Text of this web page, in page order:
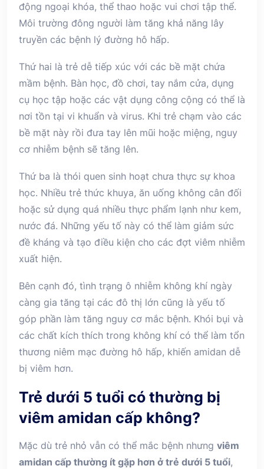
động ngoại khóa, thể thao hoặc vui chơi tập thể.
Môi trường đông người làm tăng khả năng lây
truyền các bệnh lý đường hô hấp.
Thứ hai là trẻ dễ tiếp xúc với các bề mặt chứa
mầm bệnh. Bàn học, đồ chơi, tay nắm cửa, dụng
cụ học tập hoặc các vật dụng công cộng có thể là
nơi tồn tại vi khuẩn và virus. Khi trẻ chạm vào các
bề mặt này rồi đưa tay lên mũi hoặc miệng, nguy
cơ nhiễm bệnh sẽ tăng lên.
Thứ ba là thói quen sinh hoạt chưa thực sự khoa
học. Nhiều trẻ thức khuya, ăn uống không cân đối
hoặc sử dụng quá nhiều thực phẩm lạnh như kem,
nước đá. Những yếu tố này có thể làm giảm sức
đề kháng và tạo điều kiện cho các đợt viêm nhiễm
xuất hiện.
Bên cạnh đó, tình trạng ô nhiễm không khí ngày
càng gia tăng tại các đô thị lớn cũng là yếu tố
góp phần làm tăng nguy cơ mắc bệnh. Khói bụi và
các chất kích thích trong không khí có thể làm tổn
thương niêm mạc đường hô hấp, khiến amidan dễ
bị viêm hơn.
Trẻ dưới 5 tuổi có thường bị
viêm amidan cấp không?
Mặc dù trẻ nhỏ vẫn có thể mắc bệnh nhưng viêm
amidan cấp thường ít gặp hơn ở trẻ dưới 5 tuổi,